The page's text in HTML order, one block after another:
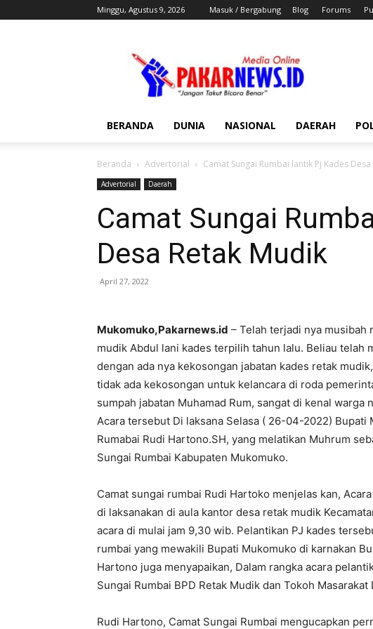
Minggu, Agustus 9, 2026 Masuk / Bergabung Blog Forums
BERANDA DUNIA NASIONAL DAERAH
Beranda Advertorial Camat Sungai Rumbai lantik Pj Kades
Advertorial Daerah
Camat Sungai
Desa Retak Mudik
April 27, 2022
Mukomuko,Pakarnews.id – Telah terjadi nya musibah
mudik Abdul lani kades terpilih tahun lalu. Beliau telah
dengan ada nya kekosongan jabatan kades retak
tidak ada kekosongan untuk kelancara di roda
sumpah jabatan Muhamad Rum, sangat di kenal warga
Acara tersebut Di laksana Selasa ( 26-04-2022) Bupati
Rumabai Rudi Hartono.SH, yang melatikan Muhrum
Sungai Rumbai Kabupaten Mukomuko.
Camat sungai rumbai Rudi Hartoko menjelas kan,
di laksanakan di aula kantor desa retak mudik
acara di mulai jam 9,30 wib. Pelantikan PJ kades
rumbai yang mewakili Bupati Mukomuko di karnakan
Hartono juga menyapaikan, Dalam rangka acara
Sungai Rumbai BPD Retak Mudik dan Tokoh Masarakat
Rudi Hartono, Camat Sungai Rumbai mengucapkan